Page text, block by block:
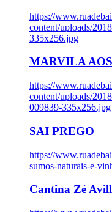
https://
content/uploads/
335x256.jpg
MARVILA
https://
content/uploads/
009839-335x256.jpg
SAI PREGO
https://
sumos-naturais-e-
Cantina Zé